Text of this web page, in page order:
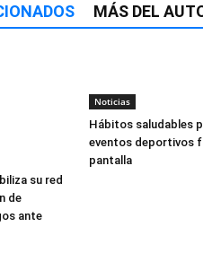
MÁS DEL
su red
de
ante
Noticias
Hábitos saludables
eventos deportivos
pantalla